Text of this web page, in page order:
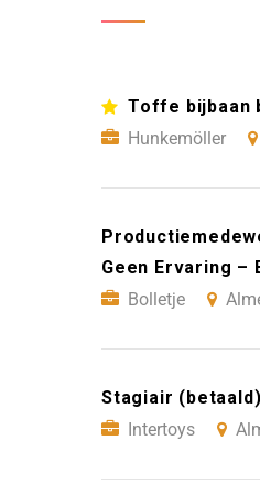
Toffe bijbaan
Hunkemöller
Geen Ervaring –
Bolletje
Stagiair
Intertoys